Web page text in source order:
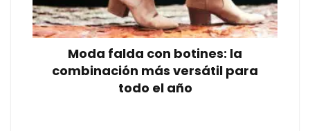
Moda falda con botines: la
combinación más versátil para
todo el año